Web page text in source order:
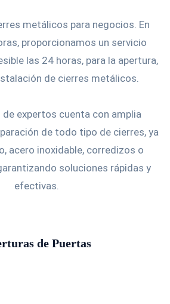
metálicos para negocios. En
proporcionamos un servicio
las 24 horas, para la apertura,
de cierres metálicos.
expertos cuenta con amplia
de todo tipo de cierres, ya
acero inoxidable, corredizos o
soluciones rápidas y
efectivas.
de Puertas